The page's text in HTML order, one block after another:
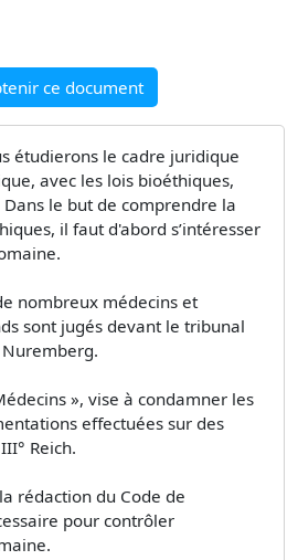
ce document
étudierons le cadre juridique
avec les lois bioéthiques,
le but de comprendre la
il faut d'abord s’intéresser
nombreux médecins et
sont jugés devant le tribunal
», vise à condamner les
effectuées sur des
Reich.
rédaction du Code de
pour contrôler